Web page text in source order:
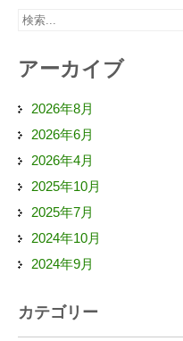
アーカイブ
2026年8月
2026年6月
2026年4月
2025年10月
2025年7月
2024年10月
2024年9月
カテゴリー